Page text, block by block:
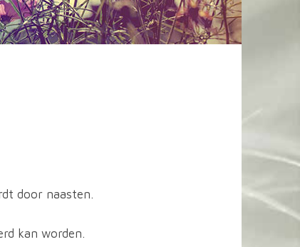
door naasten.
kan worden.